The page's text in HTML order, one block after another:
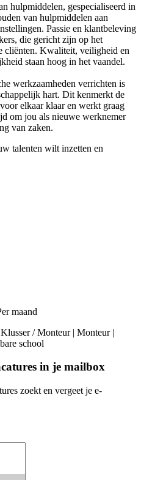
hulpmiddelen, gespecialiseerd in
van hulpmiddelen aan
Passie en klantbeleving
die gericht zijn op het
cliënten. Kwaliteit, veiligheid en
staan hoog in het vaandel.
werkzaamheden verrichten is
hart. Dit kenmerkt de
elkaar klaar en werkt graag
om jou als nieuwe werknemer
van zaken.
talenten wilt inzetten en
maand
/ Monteur | Monteur |
school
in je mailbox
zoekt en vergeet je e-